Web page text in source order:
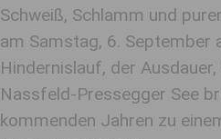
Schweiß, Schlamm und
am Samstag, 6. September
Hindernislauf, der
Nassfeld-Pressegger See
kommenden Jahren zu